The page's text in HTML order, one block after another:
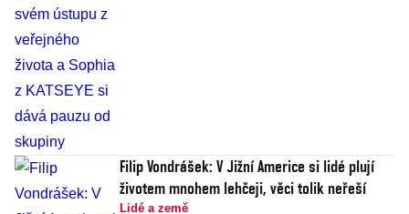
Filip Vondrášek: V Jižní Americe si lidé plují
životem mnohem lehčeji, věci tolik neřeší
Lidé a země